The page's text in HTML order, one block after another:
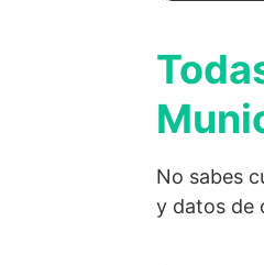
No sabes
y datos de